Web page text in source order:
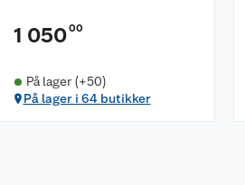
1 05000
På lager (+50)
På lager i 64 butikker